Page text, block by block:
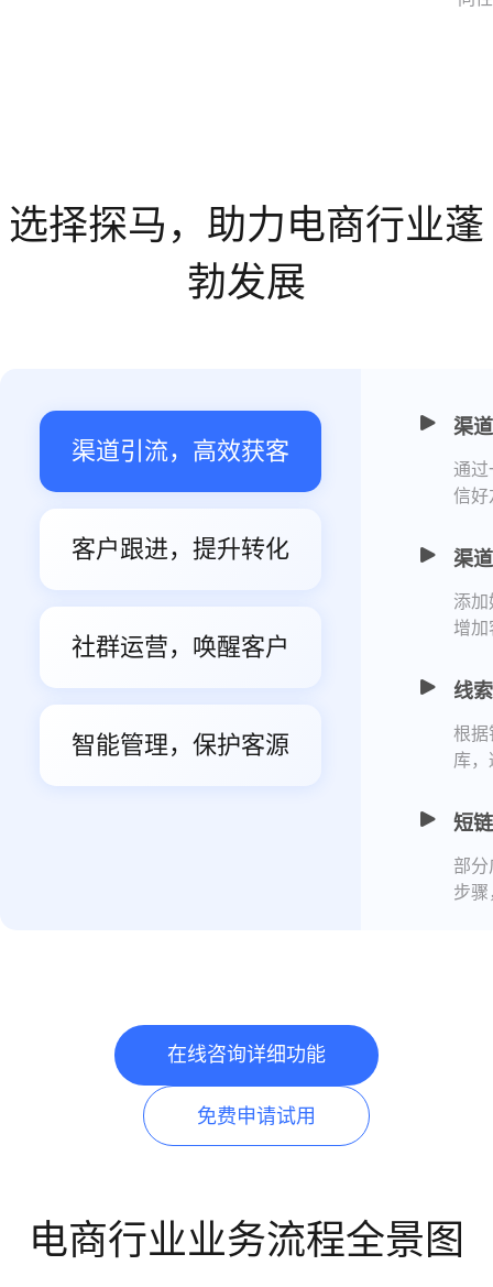
选择探马，助力电商行业蓬
勃发展
渠道引流，高效获客
客户跟进，提升转化
社群运营，唤醒客户
智能管理，保护客源
渠
通过
信好
渠
添
增加
线
根据
库
短
部分
步骤
在线咨询详细功能
免费申请试用
电商行业业务流程全景图